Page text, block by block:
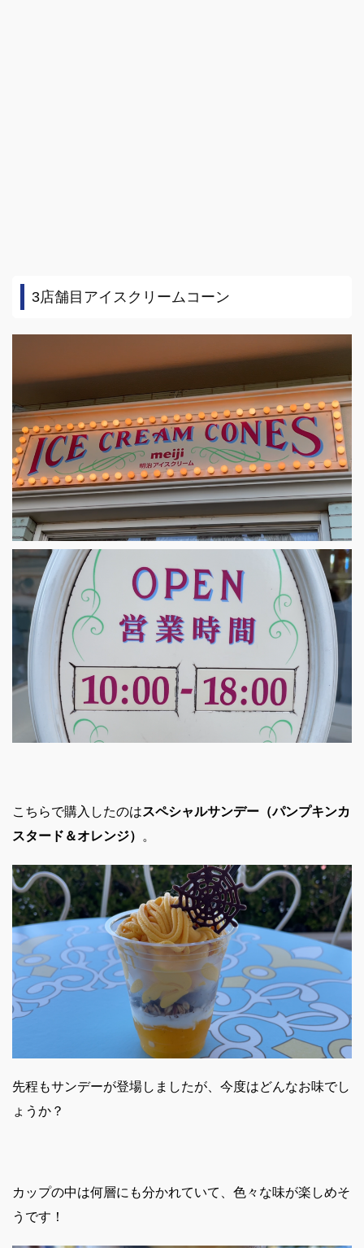
3店舗目アイスクリームコーン
こちらで購入したのはスペシャルサンデー（パンプキンカ
スタード＆オレンジ）
。
先程もサンデーが登場しましたが、今度はどんなお味でし
ょうか？
カップの中は何層にも分かれていて、色々な味が楽しめそ
うです！